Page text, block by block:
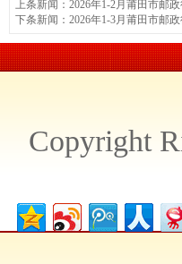
上条新闻： 2026年1-2月莆田市邮
下条新闻： 2026年1-3月莆田市邮
Copyright